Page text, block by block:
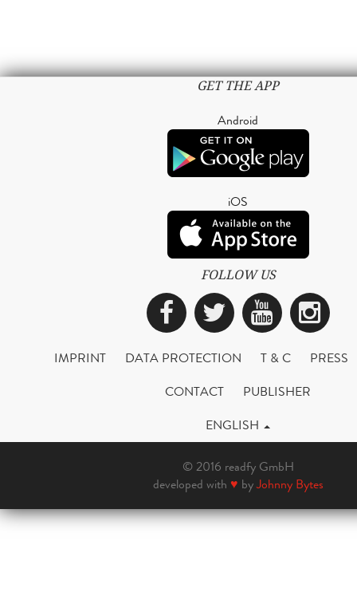
GET THE APP
Android
iOS
FOLLOW US
Facebook
Twitter
IMPRINT DATA PROTECTION T & C
PRESS
CONTACT
PUBLISHER
ENGLISH
© 2016 readfy GmbH
developed with ♥ byJohnny Bytes